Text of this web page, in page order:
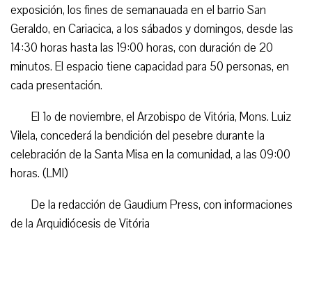
exposición, los fines de semanauada en el barrio San
Geraldo, en Cariacica, a los sábados y domingos, desde las
14:30 horas hasta las 19:00 horas, con duración de 20
minutos. El espacio tiene capacidad para 50 personas, en
cada presentación.
El 1º de noviembre, el Arzobispo de Vitória, Mons. Luiz
Vilela, concederá la bendición del pesebre durante la
celebración de la Santa Misa en la comunidad, a las 09:00
horas. (LMI)
De la redacción de Gaudium Press, con informaciones
de la Arquidiócesis de Vitória